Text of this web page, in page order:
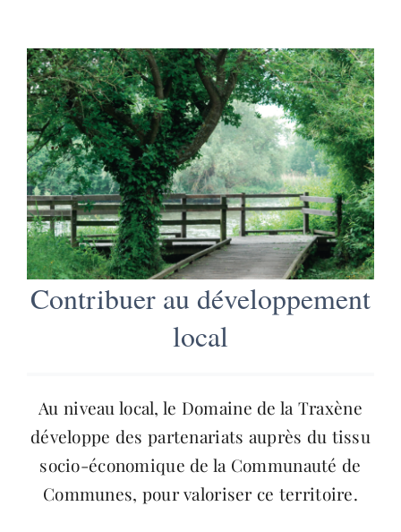
Contribuer au développement
local
Au niveau local, le Domaine de la Traxène
développe des partenariats auprès du tissu
socio-économique de la Communauté de
Communes, pour valoriser ce territoire.